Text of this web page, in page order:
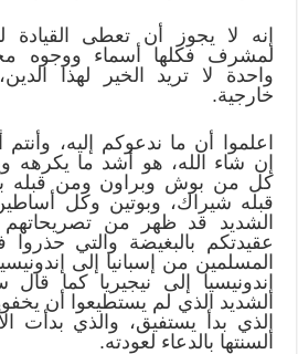
إنه لا يجوز أن تعطى القيادة
لمشرف فكلها أسماء ووجوه
واحدة لا تريد الخير لهذا
خارجية.
اعلموا أن ما ندعوكم إليه،
إن شاء الله، هو أشد ما يكرهه
كل من بوش وبراون ومن قبله
قبله شيراك، وبوتين وكل
الشديد قد ظهر من تصريحاتهم
عقيدتكم بالبغيضة والتي حذروا
المسلمين من إسبانيا إلى
إندونيسيا إلى نيجيريا كما
الشديد الذي لم يستطيعوا أن
الذي بدأ يستفيق، والذي بدأت
ألسنتها بالدعاء لعودته.